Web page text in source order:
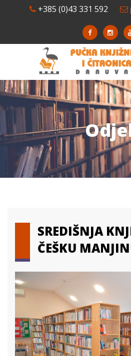
+385 (0)43 331 592
SREDIŠNJA
ČEŠKU